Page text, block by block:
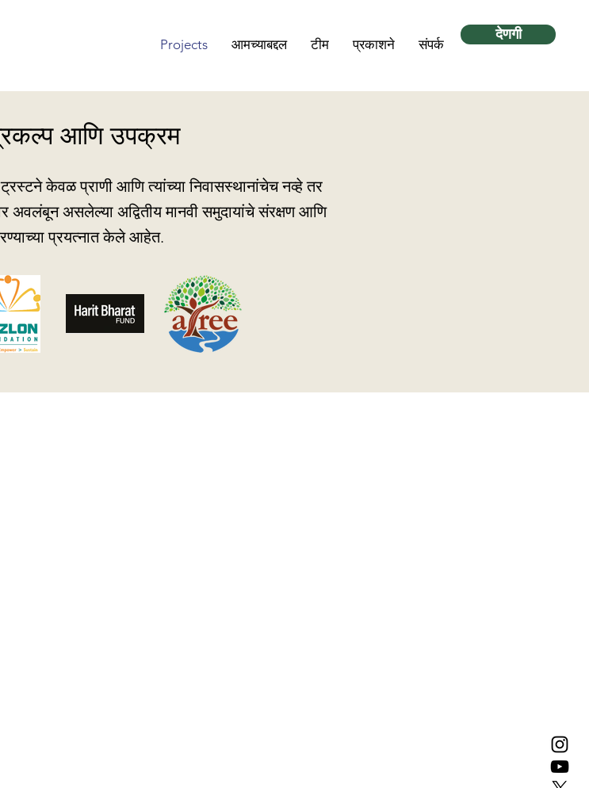
Projects आमच्याबद्दल टीम प्रकाशने संपर्क
देणगी
आणि उपक्रम
केवळ प्राणी आणि त्यांच्या निवासस्थानांचेच नव्हे तर
अवलंबून असलेल्या अद्वितीय मानवी समुदायांचे संरक्षण आणि
प्रयत्नात केले आहेत.